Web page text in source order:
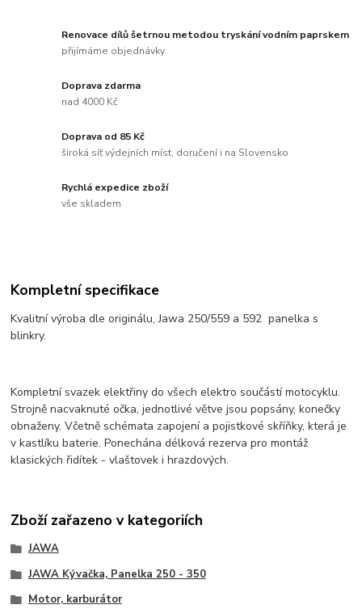
Renovace dílů šetrnou metodou tryskání vodním paprskem
přijímáme objednávky
Doprava zdarma
nad 4000 Kč
Doprava od 85 Kč
široká síť výdejních míst, doručení i na Slovensko
Rychlá expedice zboží
vše skladem
Kompletní specifikace
Kvalitní výroba dle originálu, Jawa 250/559 a 592 panelka s
blinkry.
Kompletní svazek elektřiny do všech elektro součástí motocyklu.
Strojně nacvaknuté očka, jednotlivé větve jsou popsány, konečky
obnaženy. Včetně schémata zapojení a pojistkové skříňky, která je
v kastlíku baterie. Ponechána délková rezerva pro montáž
klasických řidítek - vlaštovek i hrazdových.
Zboží zařazeno v kategoriích
JAWA
JAWA Kývačka, Panelka 250 - 350
Motor, karburátor